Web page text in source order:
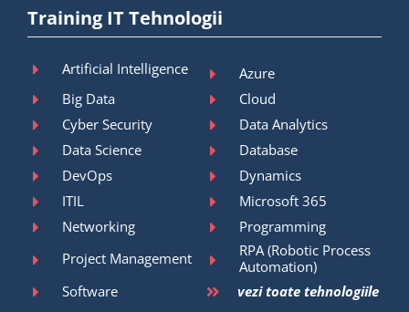
Training IT Tehnologii
Artificial Intelligence
Azure
Big Data
Cloud
Cyber Security
Data Analytics
Data Science
Database
DevOps
Dynamics
ITIL
Microsoft 365
Networking
Programming
Project Management
RPA (Robotic Process
Automation)
Software
vezi toate tehnologiile